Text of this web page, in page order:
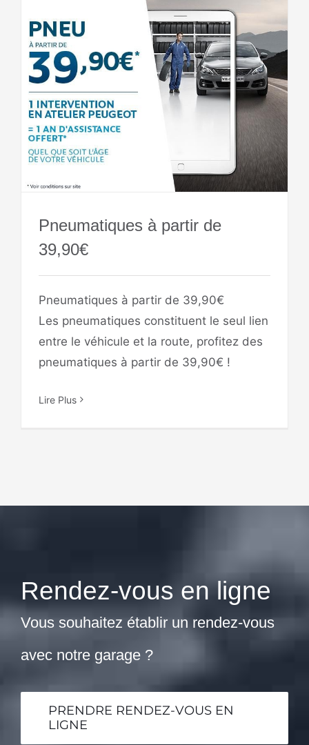
Pneumatiques à partir de
39,90€
Pneumatiques à partir de 39,90€
Les pneumatiques constituent le seul lien
entre le véhicule et la route, profitez des
pneumatiques à partir de 39,90€ !
Lire Plus
Rendez-vous en ligne
Vous souhaitez établir un rendez-vous
avec notre garage ?
PRENDRE RENDEZ-VOUS EN
LIGNE